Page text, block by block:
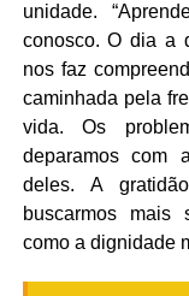
unidade.
conosco. O dia a
nos faz
caminhada pela
vida. Os
deparamos com
deles. A
buscarmos mais
como a dignidade